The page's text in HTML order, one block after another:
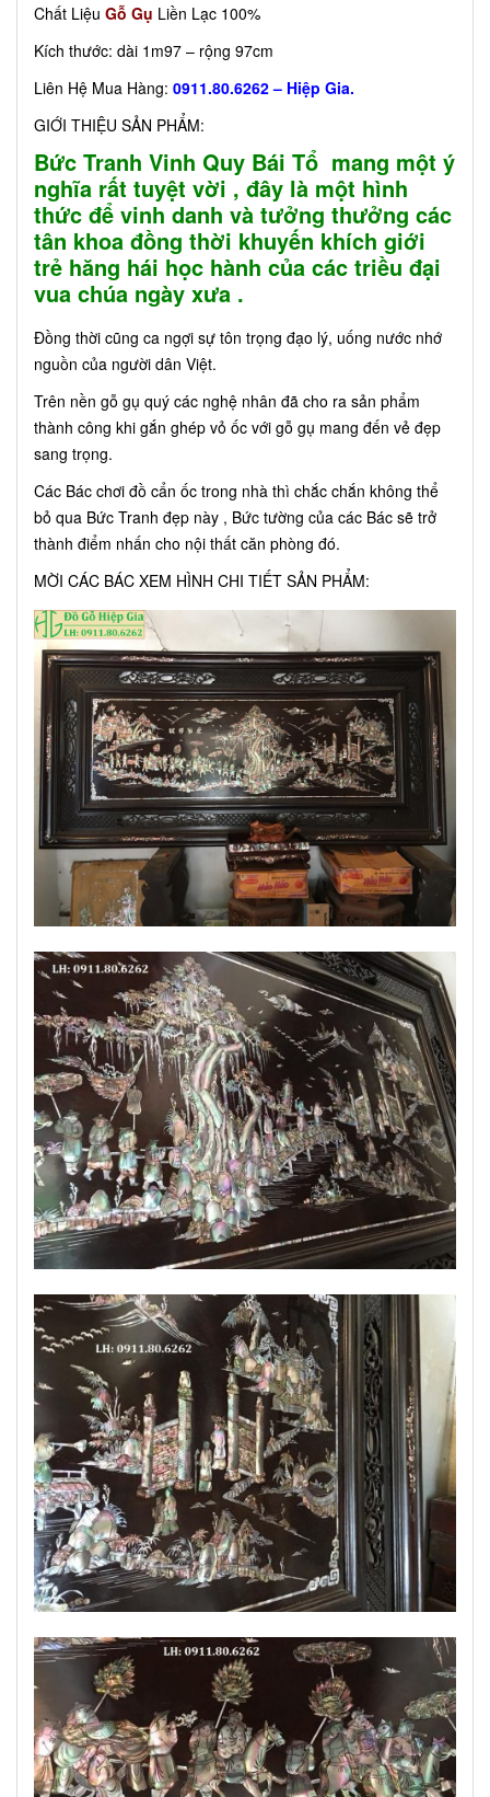
Chất Liệu Gỗ Gụ Liền Lạc 100%
Kích thước: dài 1m97 – rộng 97cm
Liên Hệ Mua Hàng: 0911.80.6262 – Hiệp Gia.
GIỚI THIỆU SẢN PHẨM:
Bức Tranh Vinh Quy Bái Tổ mang một ý
nghĩa rất tuyệt vời , đây là một hình
thức để vinh danh và tưởng thưởng các
tân khoa đồng thời khuyến khích giới
trẻ hăng hái học hành của các triều đại
vua chúa ngày xưa .
Đồng thời cũng ca ngợi sự tôn trọng đạo lý, uống nước nhớ
nguồn của người dân Việt.
Trên nền gỗ gụ quý các nghệ nhân đã cho ra sản phẩm
thành công khi gắn ghép vỏ ốc với gỗ gụ mang đến vẻ đẹp
sang trọng.
Các Bác chơi đồ cẩn ốc trong nhà thì chắc chắn không thể
bỏ qua Bức Tranh đẹp này , Bức tường của các Bác sẽ trở
thành điểm nhấn cho nội thất căn phòng đó.
MỜI CÁC BÁC XEM HÌNH CHI TIẾT SẢN PHẨM: